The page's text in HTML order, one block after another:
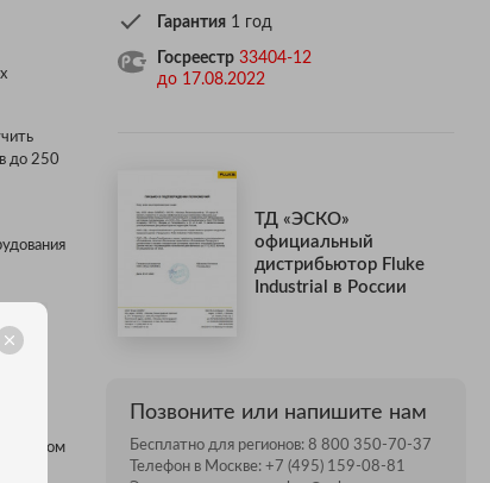
до 250
током
Гарантия1 год
Госреестр 33404-12
до 17.08.2022
ТД «ЭСКО»
официальный
дистрибьютор Fluke
Industrial в России
Позвоните или напишите нам
Бесплатно для регионов: 8 800 350-70-37
Телефон в Москве: +7 (495) 159-08-81